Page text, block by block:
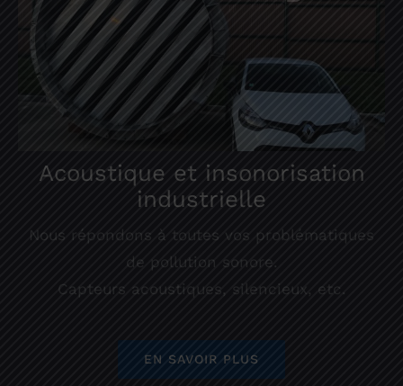
Acoustique et insonorisation
industrielle
Nous répondons à toutes vos problématiques
de pollution sonore.
Capteurs acoustiques, silencieux, etc.
EN SAVOIR PLUS